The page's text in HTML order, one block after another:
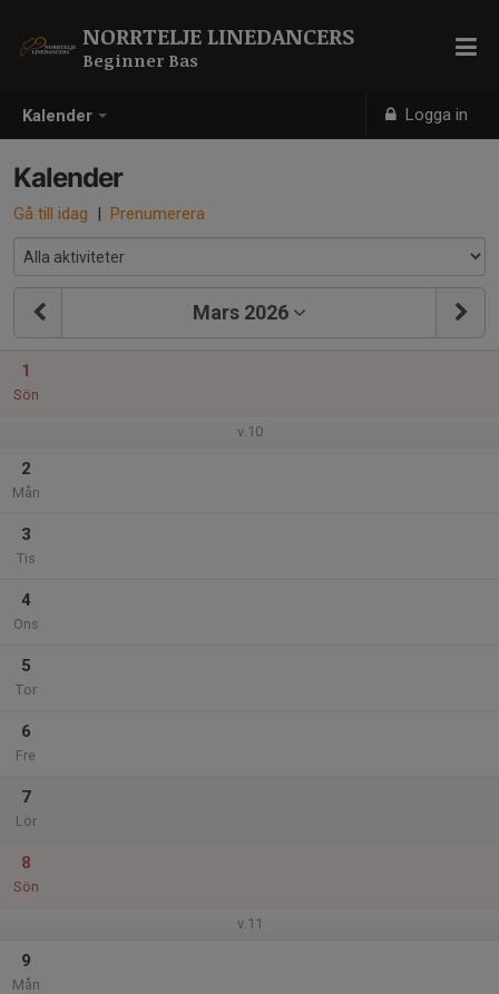
Kalender Logga in
NORRTELJE LINEDANCERS
Beginner Bas
Kalender
Gå till idag | Prenumerera
Mars 2026
1
Sön
v.10
2
Mån
3
Tis
4
Ons
5
Tor
6
Fre
7
Lör
8
Sön
v.11
9
Mån